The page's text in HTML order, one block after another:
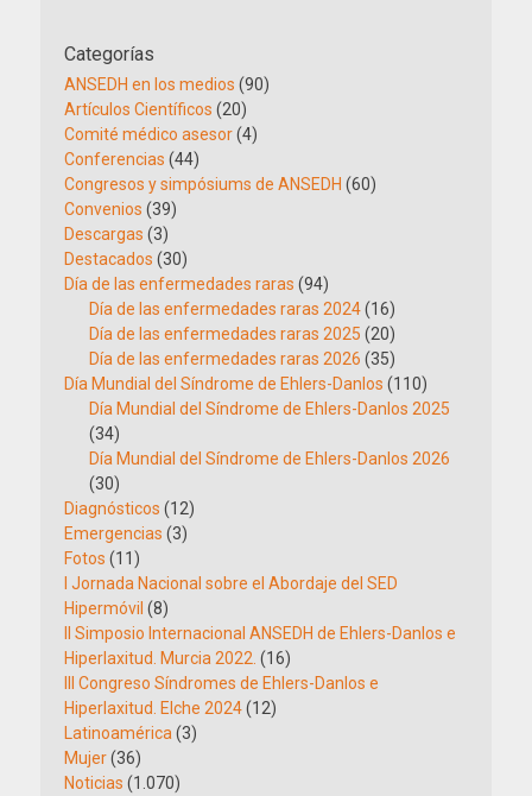
Categorías
ANSEDH en los medios (90)
Artículos Científicos (20)
Comité médico asesor(4)
Conferencias (44)
Congresos y simpósiums de ANSEDH (60)
Convenios (39)
Descargas (3)
Destacados (30)
Día de las enfermedades raras (94)
Día de las enfermedades raras 2024(16)
Día de las enfermedades raras 2025 (20)
Día de las enfermedades raras 2026 (35)
Día Mundial del Síndrome de Ehlers-Danlos (110)
Día Mundial del Síndrome de Ehlers-Danlos 2025
(34)
Día Mundial del Síndrome de Ehlers-Danlos 2026
(30)
Diagnósticos (12)
Emergencias (3)
Fotos (11)
I Jornada Nacional sobre el Abordaje del SED
Hipermóvil (8)
II Simposio Internacional ANSEDH de Ehlers-Danlos e
Hiperlaxitud. Murcia 2022. (16)
III Congreso Síndromes de Ehlers-Danlos e
Hiperlaxitud. Elche 2024(12)
Latinoamérica (3)
Mujer(36)
Noticias (1.070)